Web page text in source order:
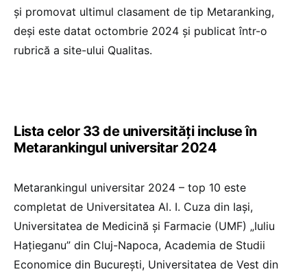
și promovat ultimul clasament de tip Metaranking,
deși este datat octombrie 2024 și publicat într-o
rubrică a site-ului Qualitas.
Lista celor 33 de universități incluse în
Metarankingul universitar 2024
Metarankingul universitar 2024 – top 10 este
completat de Universitatea Al. I. Cuza din Iași,
Universitatea de Medicină și Farmacie (UMF) „Iuliu
Hațieganu” din Cluj-Napoca, Academia de Studii
Economice din București, Universitatea de Vest din